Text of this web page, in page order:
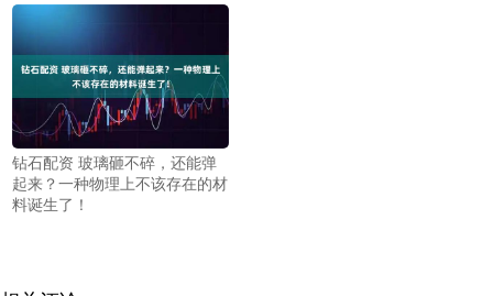
钻石配资 玻璃砸不碎，还能弹
起来？一种物理上不该存在的材
料诞生了！